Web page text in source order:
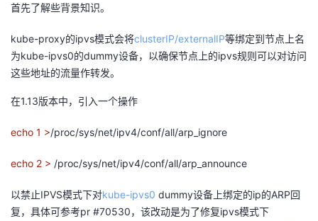
藏
首先了解些背景知识。
kube-proxy的ipvs模式会将clusterIP/externalIP等绑定到节点上名
为kube-ipvs0的dummy设备，以确保节点上的ipvs规则可以对访问
这些地址的流量作转发。
在1.13版本中，引入一个操作
echo 1 >/proc/sys/net/ipv4/conf/all/arp_ignore
echo 2 > /proc/sys/net/ipv4/conf/all/arp_announce
以禁止IPVS模式下对kube-ipvs0 dummy设备上绑定的ip的ARP回
复，具体可参考pr #70530，该改动是为了修复ipvs模式下